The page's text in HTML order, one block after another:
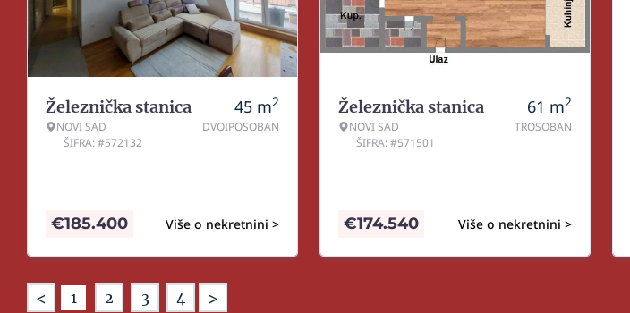
Železnička stanica
NOVI SAD
ŠIFRA: #572132
45 m2
DVOIPOSOBAN
Više o nekretnini >
€185.400
Železnička stanica
NOVI SAD
ŠIFRA: #571501
61 m2
TROSOBAN
Više o nekretnini >
€174.540
< 1 2 3 4 >